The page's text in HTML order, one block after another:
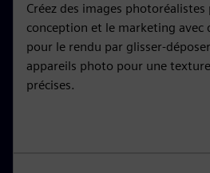
Créez des images
conception et le marketing avec
pour le rendu par glisser-
appareils photo pour une
précises.